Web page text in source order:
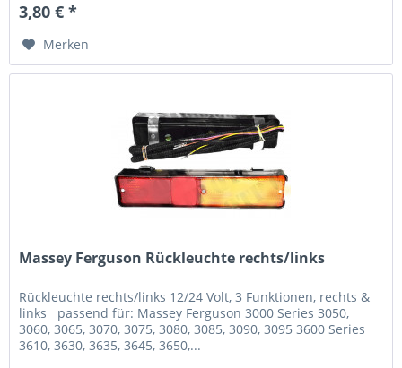
3,80 € *
Merken
Massey Ferguson Rückleuchte rechts/links
Rückleuchte rechts/links 12/24 Volt, 3 Funktionen, rechts &
links passend für: Massey Ferguson 3000 Series 3050,
3060, 3065, 3070, 3075, 3080, 3085, 3090, 3095 3600 Series
3610, 3630, 3635, 3645, 3650,...